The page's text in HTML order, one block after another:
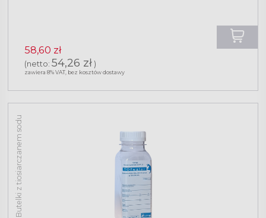
58,60 zł
(netto: 54,26 zł)
zawiera 8% VAT, bez kosztów dostawy
Butelki z tiosiarczanem sodu